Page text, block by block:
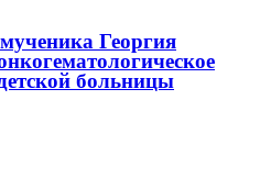
Георгия
больницы